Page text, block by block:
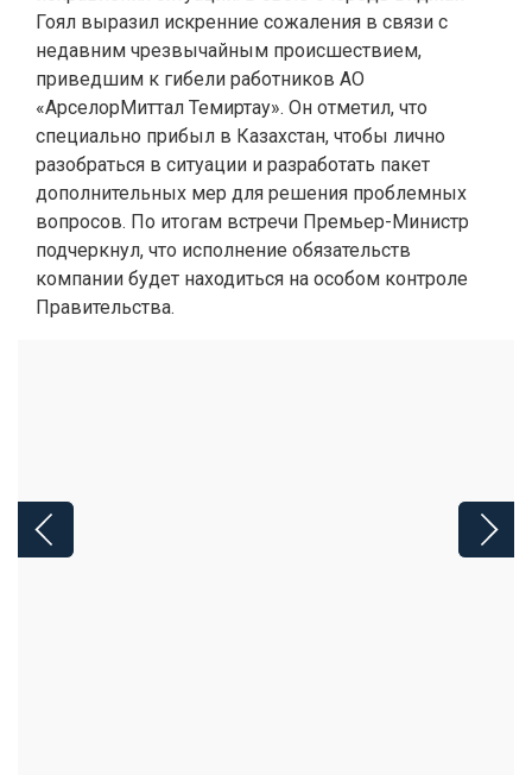
Гоял выразил искренние сожаления в связи с
недавним чрезвычайным происшествием,
приведшим к гибели работников АО
«АрселорМиттал Темиртау». Он отметил, что
специально прибыл в Казахстан, чтобы лично
разобраться в ситуации и разработать пакет
дополнительных мер для решения проблемных
вопросов. По итогам встречи Премьер-Министр
подчеркнул, что исполнение обязательств
компании будет находиться на особом контроле
Правительства.